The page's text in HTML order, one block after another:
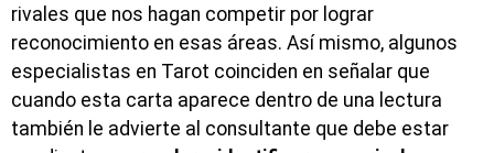
rivales que nos hagan competir por lograr
reconocimiento en esas áreas. Así mismo, algunos
especialistas en Tarot coinciden en señalar que
cuando esta carta aparece dentro de una lectura
también le advierte al consultante que debe estar